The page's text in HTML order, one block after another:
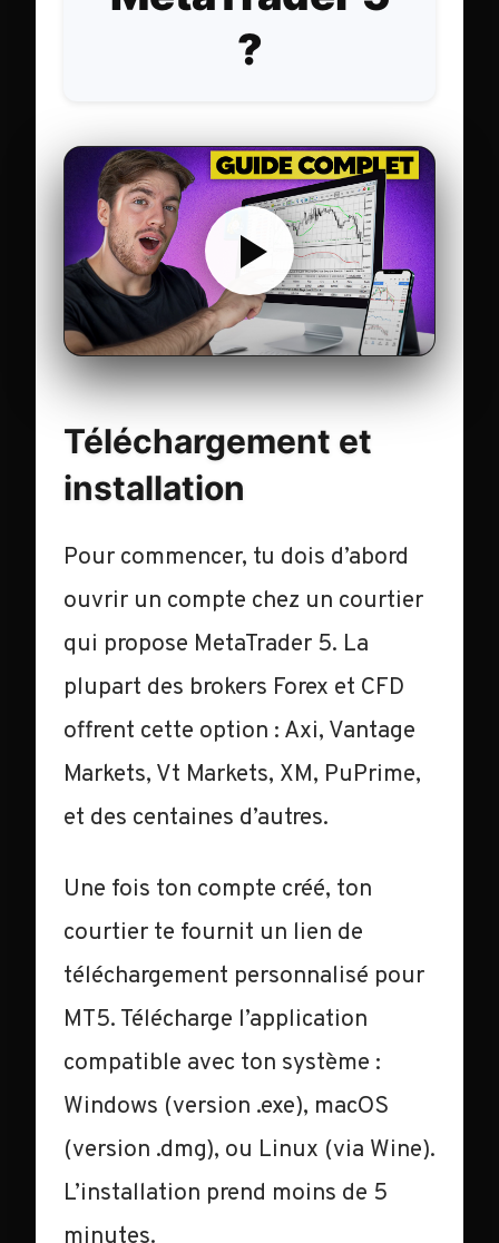
?
Téléchargement et
installation
Pour commencer, tu dois d’abord
ouvrir un compte chez un courtier
qui propose MetaTrader 5. La
plupart des brokers Forex et CFD
offrent cette option : Axi, Vantage
Markets, Vt Markets, XM, PuPrime,
et des centaines d’autres.
Une fois ton compte créé, ton
courtier te fournit un lien de
téléchargement personnalisé pour
MT5. Télécharge l’application
compatible avec ton système :
Windows (version .exe), macOS
(version .dmg), ou Linux (via Wine).
L’installation prend moins de 5
minutes.